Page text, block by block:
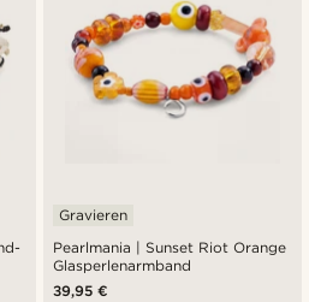
Pearlmania | Sunset Riot Orange
Glasperlenarmband
Gravieren
39,95 €